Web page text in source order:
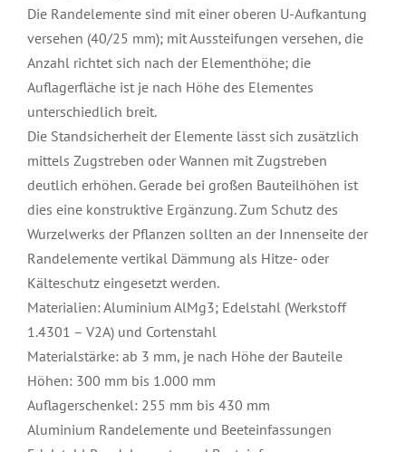
Die Randelemente sind mit einer oberen U-Aufkantung
versehen (40/25 mm); mit Aussteifungen versehen, die
Anzahl richtet sich nach der Elementhöhe; die
Auflagerfläche ist je nach Höhe des Elementes
unterschiedlich breit.
Die Standsicherheit der Elemente lässt sich zusätzlich
mittels Zugstreben oder Wannen mit Zugstreben
deutlich erhöhen. Gerade bei großen Bauteilhöhen ist
dies eine konstruktive Ergänzung. Zum Schutz des
Wurzelwerks der Pflanzen sollten an der Innenseite der
Randelemente vertikal Dämmung als Hitze- oder
Kälteschutz eingesetzt werden.
Materialien: Aluminium AlMg3; Edelstahl (Werkstoff
1.4301 – V2A) und Cortenstahl
Materialstärke: ab 3 mm, je nach Höhe der Bauteile
Höhen: 300 mm bis 1.000 mm
Auflagerschenkel: 255 mm bis 430 mm
Aluminium Randelemente und Beeteinfassungen